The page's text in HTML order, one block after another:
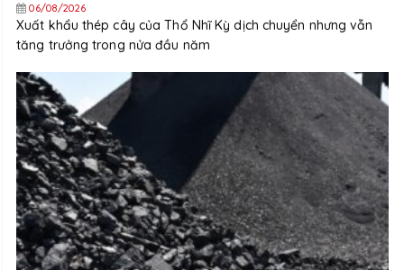
06/08/2026
Xuất khẩu thép cây của Thổ Nhĩ Kỳ dịch chuyển nhưng vẫn
tăng trưởng trong nửa đầu năm